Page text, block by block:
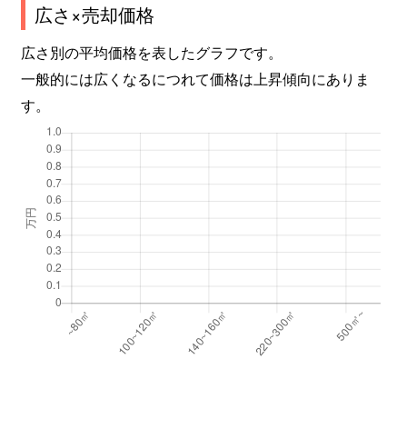
広さ×売却価格
広さ別の平均価格を表したグラフです。
一般的には広くなるにつれて価格は上昇傾向にありま
す。